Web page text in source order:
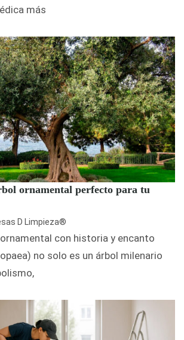
más
ornamental perfecto para tu
D Limpieza®
con historia y encanto
no solo es un árbol milenario